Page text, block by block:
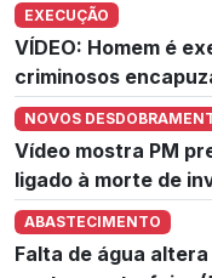
EXECUÇÃO
VÍDEO: Homem é
criminosos
NOVOS
Vídeo mostra PM
ligado à morte de
ABASTECIMENTO
Falta de água